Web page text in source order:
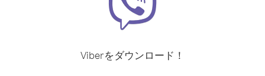
Viberをダウンロード！